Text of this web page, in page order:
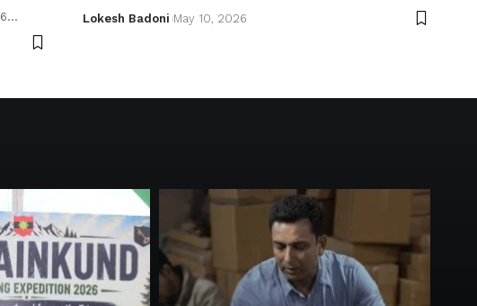
Lokesh Badoni May 10, 2026